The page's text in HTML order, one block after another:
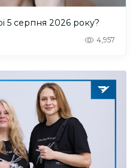
5 серпня 2026 року?
4,957